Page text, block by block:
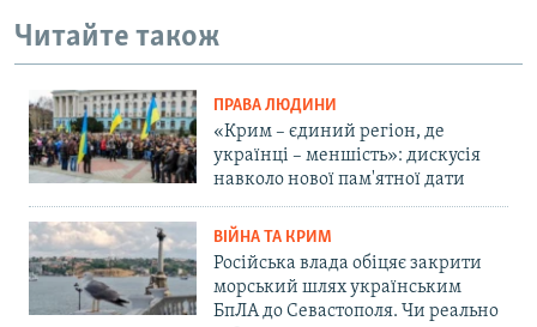
Читайте також
ПРАВА ЛЮДИНИ
«Крим – єдиний регіон, де
українці – меншість»: дискусія
навколо нової пам'ятної дати
ВІЙНА ТА КРИМ
Російська влада обіцяє закрити
морський шлях українським
БпЛА до Севастополя. Чи реально